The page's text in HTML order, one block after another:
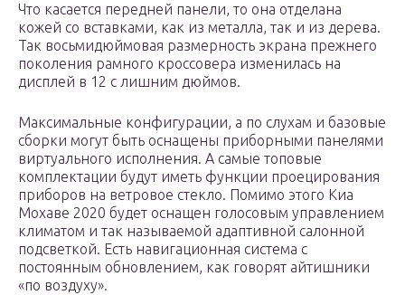
Что касается передней панели, то она отделана
кожей со вставками, как из металла, так и из дерева.
Так восьмидюймовая размерность экрана прежнего
поколения рамного кроссовера изменилась на
дисплей в 12 с лишним дюймов.
Максимальные конфигурации, а по слухам и базовые
сборки могут быть оснащены приборными панелями
виртуального исполнения. А самые топовые
комплектации будут иметь функции проецирования
приборов на ветровое стекло. Помимо этого Киа
Мохаве 2020 будет оснащен голосовым управлением
климатом и так называемой адаптивной салонной
подсветкой. Есть навигационная система с
постоянным обновлением, как говорят айтишники
«по воздуху».